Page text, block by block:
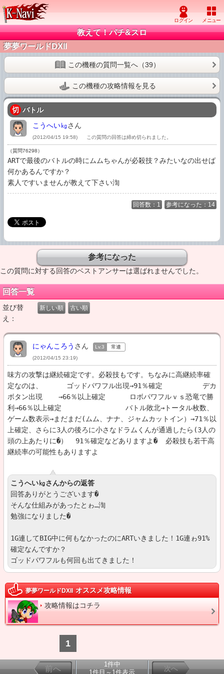
教えて！パチ&スロ
夢夢ワールドDXII
この機種の質問一覧へ（39）
この機種の攻略情報を見る
切 バトル
こうへい㎏さん
(2012/04/15 19:58) この質問の回答は締め切られました。
（質問76298）
ARTで最後のバトルの時にムムちゃんが必殺技？みたいなの出せば
何かあるんですか？
素人ですいませんが教えて下さい渹
回答数：1 参考になった：14
この質問に対する回答のベストアンサーは選ばれませんでした。
回答一覧
並び替
え：
新しい順 古い順
にゃんころう さん Lv.3
常連
(2012/04/15 23:19)
味方の攻撃は継続確定です。必殺技もです。ちなみに高継続率確
定なのは、      ゴッドパワフル出現→91％確定          デカ
ボタン出現    →66％以上確定      ロボパワフルｖｓ恐竜で勝
利→66％以上確定                バトル敗北→トータル枚数、
ゲーム数表示→まだまだ(ムム、ナナ、ジャムカットイン）→71％以
上確定、さらに3人の後ろに小さなドラムくんが通過したら(3人の
頭の上あたりに�）  91％確定などありますよ�  必殺技も若干高
継続率の可能性もありますよ
こうへい㎏さんからの返答
回答ありがとうございます�
そんな仕組みがあったとゎ…渹
勉強になりました�
1G連してBIG中に何もなかったのにARTいきました！1G連ゎ91%
確定なんですか？
ゴッドパワフルも何回も出てきました！
夢夢ワールドDXII オススメ攻略情報
攻略情報はコチラ
1
前へ
1件中
1件目～1件表示
次へ